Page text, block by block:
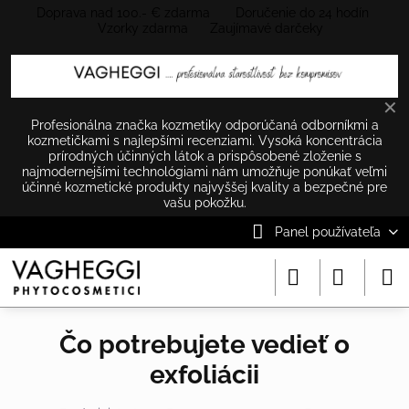
✕
Profesionálna značka kozmetiky odporúčaná odborníkmi a
kozmetičkami s najlepšími recenziami. Vysoká koncentrácia
prírodných účinných látok a prispôsobené zloženie s
najmodernejšími technológiami nám umožňuje ponúkať veľmi
účinné kozmetické produkty najvyššej kvality a bezpečné pre
vašu pokožku.
Panel používateľa
Čo potrebujete vedieť o
exfoliácii